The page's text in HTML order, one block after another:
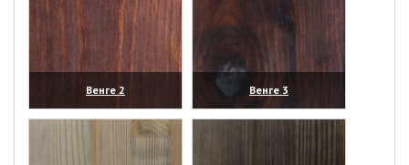
Венге 2
(увеличить)
Венге 3
(увеличить)